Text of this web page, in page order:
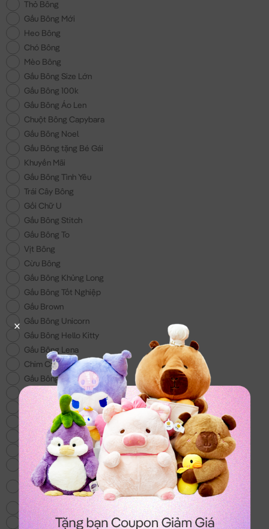
Thỏ Bông
Gấu Bông Mới
Heo Bông
Chó Bông
Mèo Bông
Gấu Bông Size Lớn
Gấu Bông 100k
Gấu Bông Áo Len
Chuột Bông Capybara
Gấu Bông Noel
Gấu Bông tặng Bé Gái
Khuyến Mãi
Gấu Bông Tình Yêu
Trái Cây Bông
Gối Chữ U
Gấu Bông Stitch
Gấu Bông To
Vịt Bông
Cừu Bông
Gấu Bông Khủng Long
Gấu Bông Tốt Nghiệp
Gấu Brown
Gấu Bông Unicorn
Gấu Bông Hello Kitty
Gấu Bông Lena
Chim Cánh Cụt
Gấu Bông 200k
Gấu Bông Đồ Ăn
Gấu Bông Doremon
Gấu Bông tặng Bé Trai
Gấu Bông Lotso
Gấu Bông Shin - Món quà cho các bé
Voi Bông
Gấu Bông Totoro - mẫu gấu bông hot nhất
hiện nay
Chó Bông Husky
Gấu We Bare Bear